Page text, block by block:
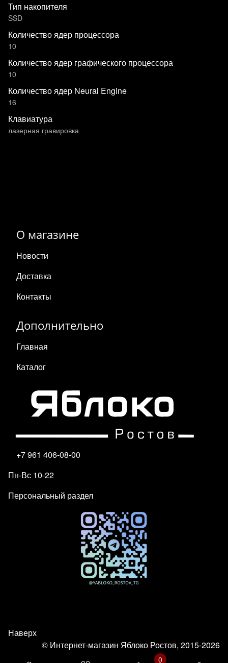
Тип накопителя
SSD
Количество ядер процессора
10
Количество ядер графического процессора
10
Количество ядер Neural Engine
16
Клавиатура
лазерная гравировка
О магазине
Новости
Доставка
Контакты
Дополнительно
Главная
Каталог
+7 961 406-08-00
Пн-Вс 10-22
Персональный раздел
Наверх
© Интернет-магазин Яблоко Ростов, 2015-2026
0